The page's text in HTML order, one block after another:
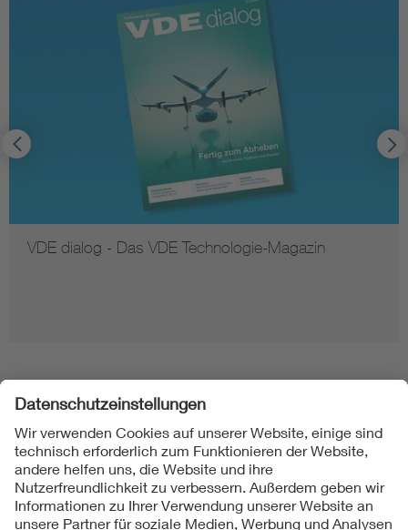
VDE dialog - Das VDE Technologie-Magazin
Folgen Sie uns